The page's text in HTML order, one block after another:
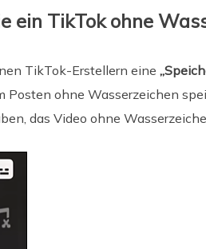
ein TikTok ohne
TikTok-Erstellern eine
Posten ohne Wasserzeichen
das Video ohne